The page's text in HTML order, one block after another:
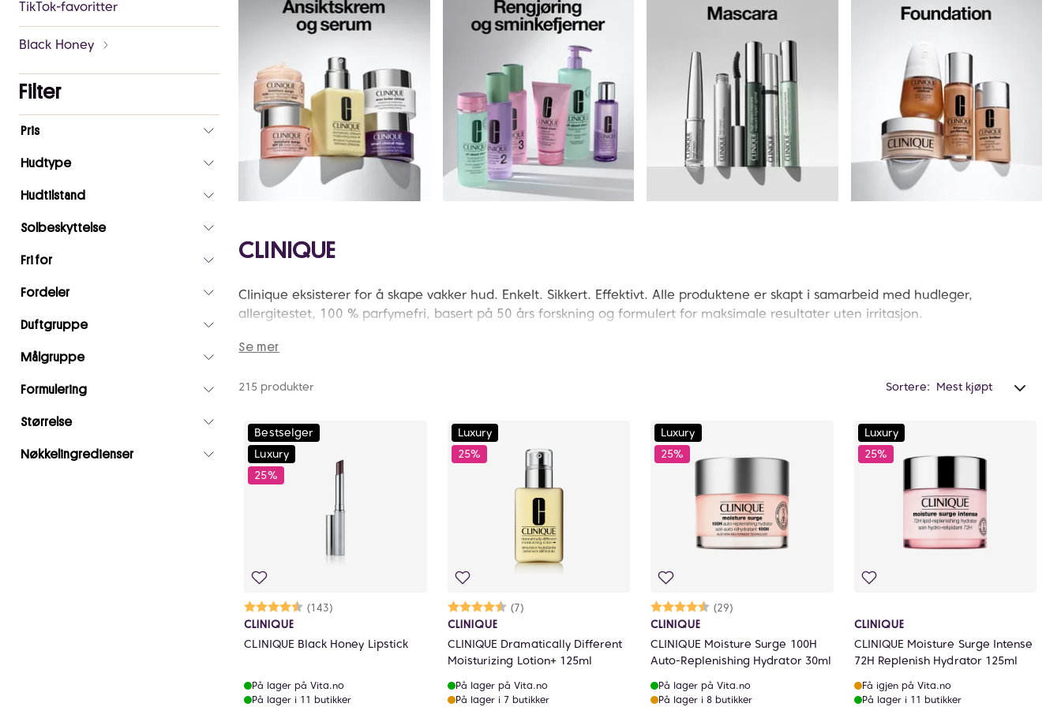
TikTok-favoritter
Black Honey
Filter
filtre
Pris
Hudtype
Hudtilstand
Solbeskyttelse
Fri for
Fordeler
Duftgruppe
Målgruppe
Formulering
Størrelse
Nøkkelingredienser
CLINIQUE
Clinique eksisterer for å skape vakker hud. Enkelt. Sikkert. Effektivt. Alle produktene er skapt i samarbeid med hudleger,
allergitestet, 100 % parfymefri, basert på 50 års forskning og formulert for maksimale resultater uten irritasjon.
Se mer
215 produkter Sortere:
Bestselger
Luxury
25%
Karakter:
(143)
4.5 av 5 mulige
CLINIQUE
CLINIQUE Black Honey Lipstick
På lager på Vita.no
På lager i 11 butikker
Luxury
25%
Karakter:
(7)
4.9 av 5 mulige
CLINIQUE
CLINIQUE Dramatically Different
Moisturizing Lotion+ 125ml
På lager på Vita.no
På lager i 7 butikker
Luxury
25%
Karakter:
(29)
4.7 av 5 mulige
CLINIQUE
CLINIQUE Moisture Surge 100H
Auto-Replenishing Hydrator 30ml
På lager på Vita.no
På lager i 8 butikker
Luxury
25%
CLINIQUE
CLINIQUE Moisture Surge Intense
72H Replenish Hydrator 125ml
Få igjen på Vita.no
På lager i 11 butikker